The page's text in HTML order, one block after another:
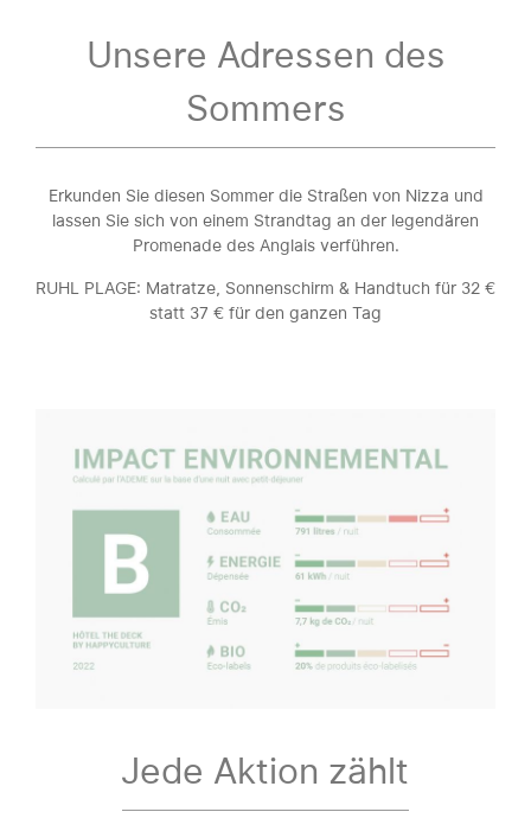
Unsere Adressen des
Sommers
Erkunden Sie diesen Sommer die Straßen von Nizza und
lassen Sie sich von einem Strandtag an der legendären
Promenade des Anglais verführen.
RUHL PLAGE: Matratze, Sonnenschirm & Handtuch für 32 €
statt 37 € für den ganzen Tag
Jede Aktion zählt